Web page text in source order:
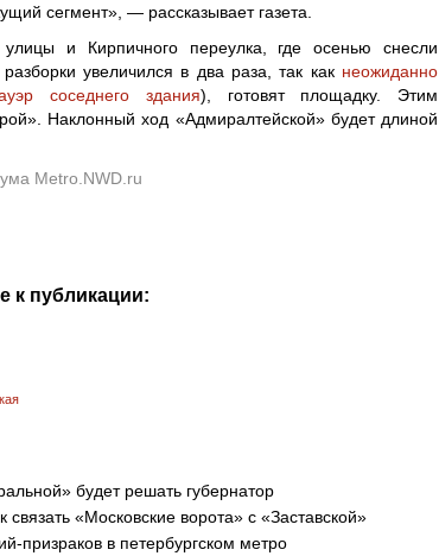
сегмент», — рассказывает газета.
и Кирпичного переулка, где осенью снесли
увеличился в два раза, так как неожиданно
соседнего здания), готовят площадку. Этим
Наклонный ход «Адмиралтейской» будет длиной
Metro.NWD.ru
к публикации:
будет решать губернатор
«Московские ворота» с «Заставской»
призраков в петербургском метро